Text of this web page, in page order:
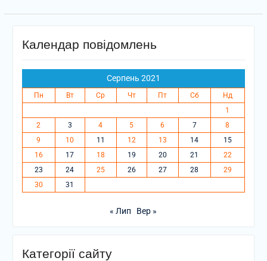
Календар повідомлень
Серпень 2021
Пн Вт Ср Чт Пт Сб
Нд
1
2
3 4 5 6 7
8
9
10 11 12 13 14
15
16
17 18 19 20 21
22
23
24 25 26 27 28
29
30
31
« Лип Вер »
Категорії сайту